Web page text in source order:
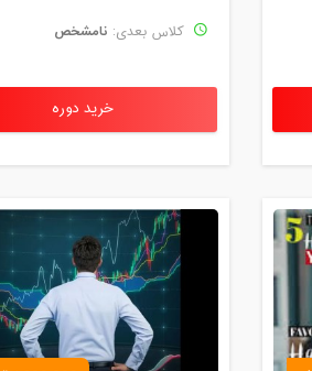
کلاس بعدی: نامشخص
خرید دوره